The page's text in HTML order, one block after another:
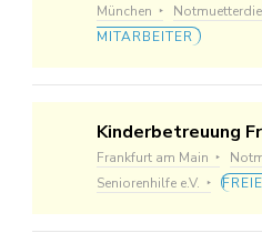
München
MITARBEITER
Kinderbetreuung
Frankfurt am Main
Seniorenhilfe e.V.